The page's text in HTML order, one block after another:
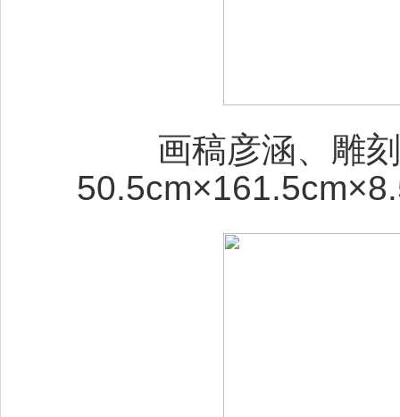
画稿彦涵、雕